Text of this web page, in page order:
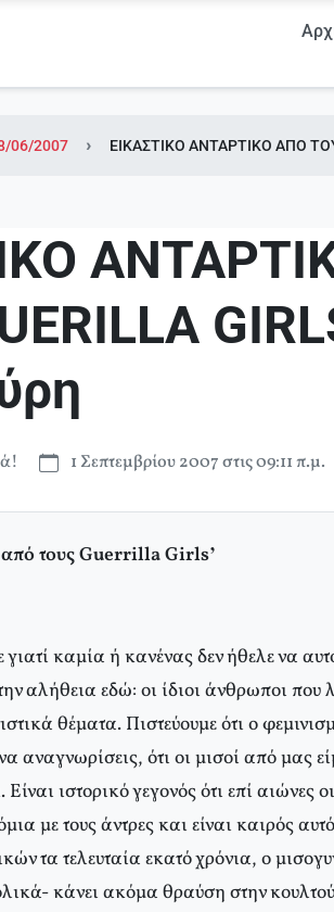
06/2007 ΕΙΚΑΣΤΙΚΟ ΑΝΤΑΡΤΙΚΟ ΑΠΟ
1 Σεπτεμβρίου 2007 στις 09:11 π.μ.
από τους Guerrilla Girls’
καμία ή κανένας δεν ήθελε να
αλήθεια εδώ: οι ίδιοι άνθρωποι που
θέματα. Πιστεύουμε ότι ο
αναγνωρίσεις, ότι οι μισοί από μας
ιστορικό γεγονός ότι επί αιώνες
με τους άντρες και είναι καιρός
τα τελευταία εκατό χρόνια, ο
κάνει ακόμα θραύση στην